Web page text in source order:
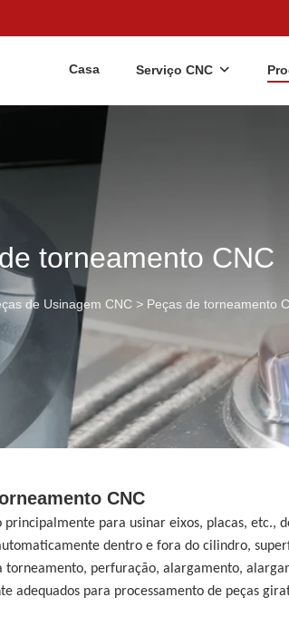
Casa Serviço CNC
torneamento CNC
de Usinagem CNC > Peças de torneamento
CNC
principalmente para usinar eixos, placas, etc.,
dentro e fora do cilindro,
torneamento, perfuração, alargamento,
adequados para processamento de peças